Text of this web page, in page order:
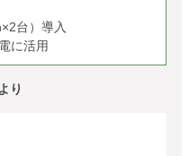
台）導入
に活用
り